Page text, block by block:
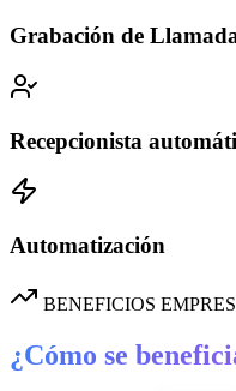
Grabación de
Recepcionista
Automatización
BENEFICIOS
¿Cómo se